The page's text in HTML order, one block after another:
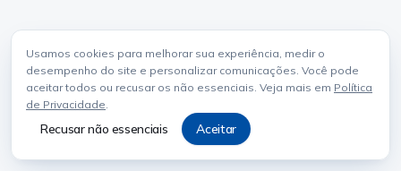
Usamos cookies para melhorar sua experiência, medir o
desempenho do site e personalizar comunicações. Você pode
aceitar todos ou recusar os não essenciais. Veja mais em Política
de Privacidade.
Recusar não essenciais Aceitar